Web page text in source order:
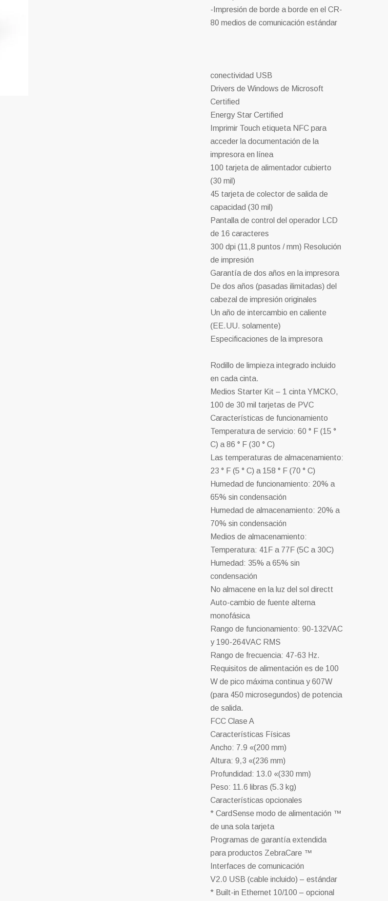
-Impresión de borde a borde en el CR-
80 medios de comunicación estándar
conectividad USB
Drivers de Windows de Microsoft
Certified
Energy Star Certified
Imprimir Touch etiqueta NFC para
acceder la documentación de la
impresora en línea
100 tarjeta de alimentador cubierto
(30 mil)
45 tarjeta de colector de salida de
capacidad (30 mil)
Pantalla de control del operador LCD
de 16 caracteres
300 dpi (11,8 puntos / mm) Resolución
de impresión
Garantía de dos años en la impresora
De dos años (pasadas ilimitadas) del
cabezal de impresión originales
Un año de intercambio en caliente
(EE.UU. solamente)
Especificaciones de la impresora
Rodillo de limpieza integrado incluido
en cada cinta.
Medios Starter Kit – 1 cinta YMCKO,
100 de 30 mil tarjetas de PVC
Características de funcionamiento
Temperatura de servicio: 60 ° F (15 °
C) a 86 ° F (30 ° C)
Las temperaturas de almacenamiento:
23 ° F (5 ° C) a 158 ° F (70 ° C)
Humedad de funcionamiento: 20% a
65% sin condensación
Humedad de almacenamiento: 20% a
70% sin condensación
Medios de almacenamiento:
Temperatura: 41F a 77F (5C a 30C)
Humedad: 35% a 65% sin
condensación
No almacene en la luz del sol directt
Auto-cambio de fuente alterna
monofásica
Rango de funcionamiento: 90-132VAC
y 190-264VAC RMS
Rango de frecuencia: 47-63 Hz.
Requisitos de alimentación es de 100
W de pico máxima continua y 607W
(para 450 microsegundos) de potencia
de salida.
FCC Clase A
Características Físicas
Ancho: 7.9 «(200 mm)
Altura: 9,3 «(236 mm)
Profundidad: 13.0 «(330 mm)
Peso: 11.6 libras (5.3 kg)
Características opcionales
* CardSense modo de alimentación ™
de una sola tarjeta
Programas de garantía extendida
para productos ZebraCare ™
Interfaces de comunicación
V2.0 USB (cable incluido) – estándar
* Built-in Ethernet 10/100 – opcional